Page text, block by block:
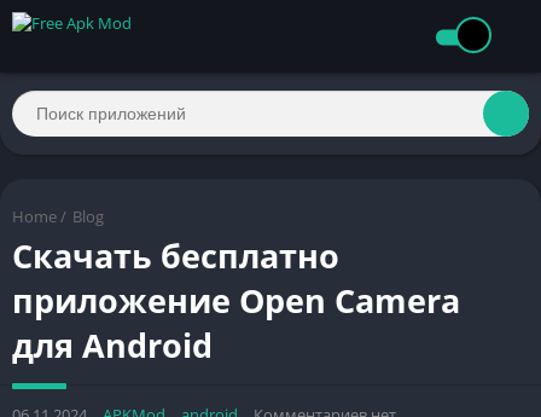
Home / Blog
Скачать бесплатно
приложение Open Camera
для Android